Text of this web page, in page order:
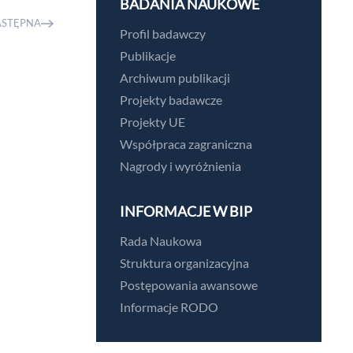
BADANIA NAUKOWE
Profil badawczy
Publikacje
Archiwum publikacji
Projekty badawcze
Projekty UE
Współpraca zagraniczna
Nagrody i wyróżnienia
INFORMACJE W BIP
Rada Naukowa
Struktura organizacyjna
Postępowania awansowe
Informacje RODO